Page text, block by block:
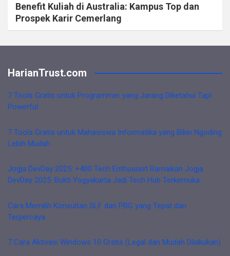
Benefit Kuliah di Australia: Kampus Top dan
Prospek Karir Cemerlang
HarianTrust.com
7 Tools Gratis untuk Programmer yang Jarang Diketahui Tapi
Powerful
7 Tools Gratis untuk Mahasiswa Informatika yang Bikin Ngoding
Lebih Mudah
Jogja DevDay 2025: +400 Tech Enthusiast Ramaikan Jogja
DevDay 2025: Bukti Yogyakarta Jadi Tech Hub Terkemuka
Cara Memilih Konsultan SLF dan PBG yang Tepat dan
Terpercaya
7 Cara Aktivasi Windows 10 Gratis (Legal dan Mudah Dilakukan)